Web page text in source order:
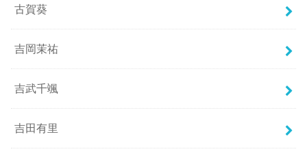
古賀葵
吉岡茉祐
吉武千颯
吉田有里